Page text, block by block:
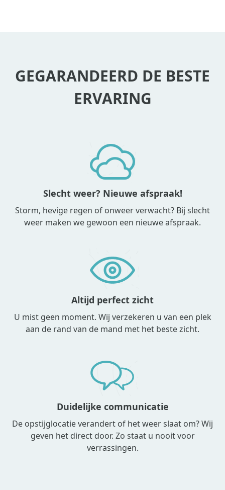
GEGARANDEERD DE BESTE
ERVARING
Slecht weer? Nieuwe afspraak!
Storm, hevige regen of onweer verwacht? Bij slecht
weer maken we gewoon een nieuwe afspraak.
Altijd perfect zicht
U mist geen moment. Wij verzekeren u van een plek
aan de rand van de mand met het beste zicht.
Duidelijke communicatie
De opstijglocatie verandert of het weer slaat om? Wij
geven het direct door. Zo staat u nooit voor
verrassingen.